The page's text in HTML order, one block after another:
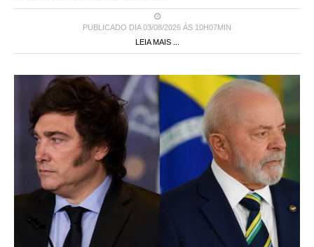
PUBLICADO DIA 03/08/2026 ÀS 10H07MIN
LEIA MAIS ...